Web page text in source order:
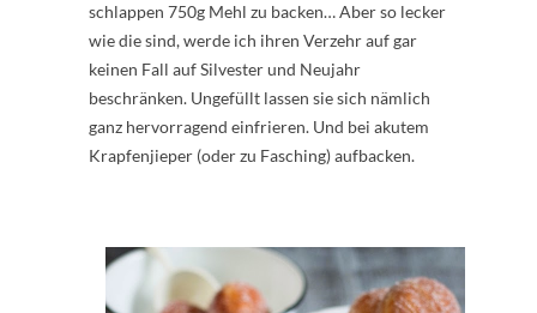
schlappen 750g Mehl zu backen… Aber so lecker
wie die sind, werde ich ihren Verzehr auf gar
keinen Fall auf Silvester und Neujahr
beschränken. Ungefüllt lassen sie sich nämlich
ganz hervorragend einfrieren. Und bei akutem
Krapfenjieper (oder zu Fasching) aufbacken.